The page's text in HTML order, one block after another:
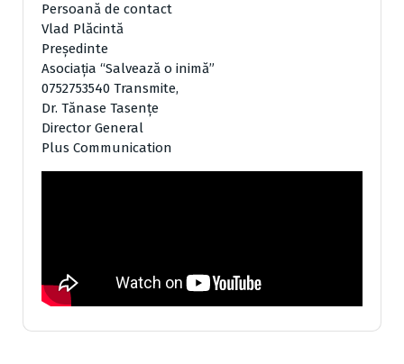
Persoană de contact
Vlad Plăcintă
Președinte
Asociația “Salvează o inimă”
0752753540 Transmite,
Dr. Tănase Tasenţe
Director General
Plus Communication